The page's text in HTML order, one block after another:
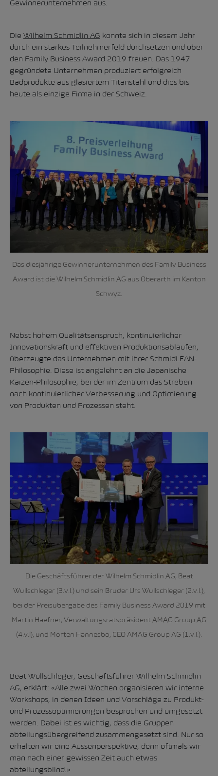
Gewinnerunternehmen aus.
Die Wilhelm Schmidlin AG konnte sich in diesem Jahr
durch ein starkes Teilnehmerfeld durchsetzen und über
den Family Business Award 2019 freuen. Das 1947
gegründete Unternehmen produziert erfolgreich
Badprodukte aus glasiertem Titanstahl und dies bis
heute als einzige Firma in der Schweiz.
Das diesjährige Gewinnerunternehmen des Family Business
Award ist die Wilhelm Schmidlin AG aus Oberarth im Kanton
Schwyz.
Nebst hohem Qualitätsanspruch, kontinuierlicher
Innovationskraft und effektiven Produktionsabläufen,
überzeugte das Unternehmen mit ihrer SchmidLEAN-
Philosophie. Diese ist angelehnt an die Japanische
Kaizen-Philosophie, bei der im Zentrum das Streben
nach kontinuierlicher Verbesserung und Optimierung
von Produkten und Prozessen steht.
Die Geschäftsführer der Wilhelm Schmidlin AG, Beat
Wullschleger (3.v.l.) und sein Bruder Urs Wullschleger (2.v.l.),
bei der Preisübergabe des Family Business Award 2019 mit
Martin Haefner, Verwaltungsratspräsident AMAG Group AG
(4.v.l), und Morten Hannesbo, CEO AMAG Group AG (1.v.l.).
Beat Wullschleger, Geschäftsführer Wilhelm Schmidlin
AG, erklärt: «Alle zwei Wochen organisieren wir interne
Workshops, in denen Ideen und Vorschläge zu Produkt-
und Prozessoptimierungen besprochen und umgesetzt
werden. Dabei ist es wichtig, dass die Gruppen
abteilungsübergreifend zusammengesetzt sind. Nur so
erhalten wir eine Aussenperspektive, denn oftmals wir
man nach einer gewissen Zeit auch etwas
abteilungsblind.»